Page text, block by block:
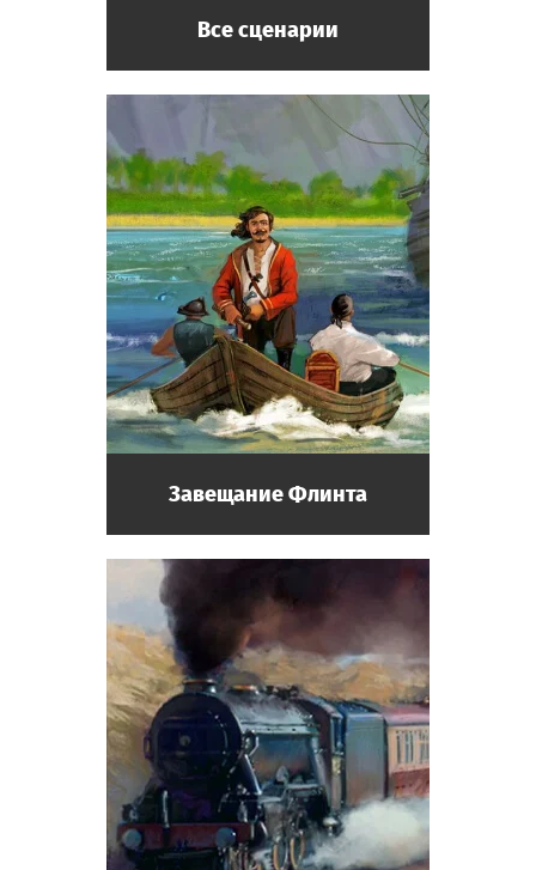
Все сценарии
Завещание Флинта